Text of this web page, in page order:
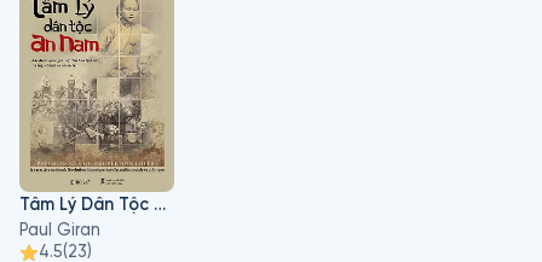
1913, ông được thăng chức Công sứ Phan Rang. Cuối cùng,
ông được bổ làm Ủy viên chính phủ ở Viêng Chăn (Lào) và giữ
chức này tới năm 1921. (Nguồn: Annuaire colonial, 1907-1921)
Các tác phẩm: Tâm lý người An Nam (Psychologie du peuple
annamite, 1904); Phù thuật và tín ngưỡng An Nam (Magie et
religion annamites, 1912)
Tâm Lý Dân Tộc An Nam
Paul Giran
4.5(23)